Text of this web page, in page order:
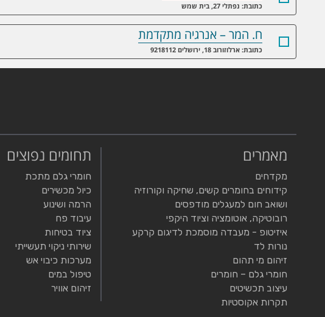
כתובת: נפתלי 27, בית שמש
ח. המר – אנרגיה מתקדמת
כתובת: ארלוזורוב 18, ירושלים 9218112
מאמרים
מקדחים
קידוחים בחומרים קשים, שחיקה וקורוזיה
ושואב חום למעגלים מודפסים
רובוטיקה, אוטומציה וציוד היקפי
איזיטופ - מעבדה מוסמכת לדיגום קרקע
נורות לד
זיהום מי תהום
חומרי גלם – חומרים
עיצוב תכשיטים
תקרות אקוסטיות
תחומים נפוצים
חומרי גלם מתכת
כיול מכשירים
הרמה ושינוע
עיבוד פח
ציוד בטיחות
שירותי ניקוי תעשייתי
מערכות כיבוי אש
טיפול במים
זיהום אוויר